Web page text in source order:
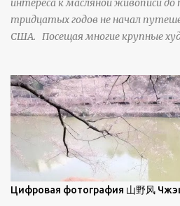
свойства наиболее заметны при
ниже; при более высокой солнечной
демонстрирует матовое
интереса к масляной живописи до
тридцатых годов не начал
США. Посещая многие крупные
Брайан Шервин
заявив, что "Такаюки Харада
элегантность живописи с
некотором смысле, персонажи
зрителям незаконченный рассказ,
уникальной манерой
просмотра всех работ, посетите
Цифровая фотография 山野风